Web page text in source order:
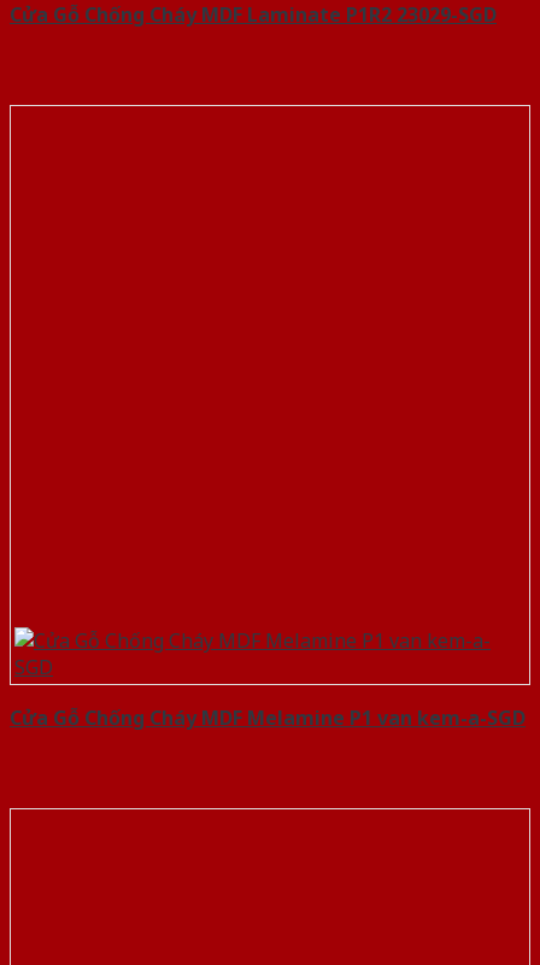
Cửa Gỗ Chống Cháy MDF Laminate P1R2 23029-SGD
Cửa Gỗ Chống Cháy MDF Melamine P1 van kem-a-SGD